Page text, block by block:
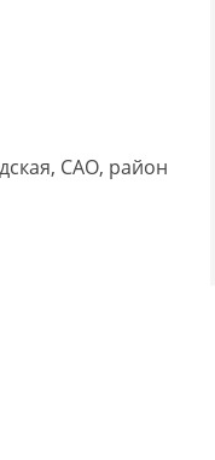
САО, район